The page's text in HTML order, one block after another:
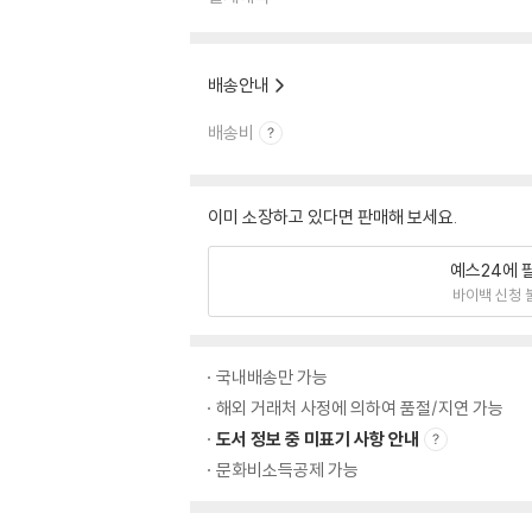
배송안내
배송비
이미 소장하고 있다면 판매해 보세요.
예스24에
바이백 신청
국내배송만 가능
해외 거래처 사정에 의하여 품절/지연 가능
도서 정보 중 미표기 사항 안내
문화비소득공제 가능